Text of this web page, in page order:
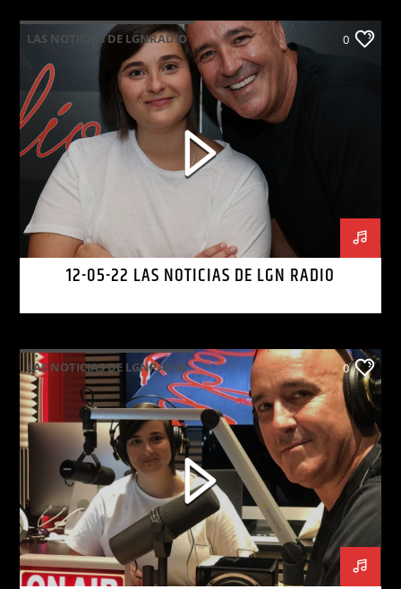
LAS NOTICIAS DE LGNRADIO 0
12-05-22 LAS NOTICIAS DE LGN RADIO
LAS NOTICIAS DE LGNRADIO 0